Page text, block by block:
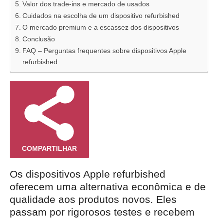
Valor dos trade-ins e mercado de usados
Cuidados na escolha de um dispositivo refurbished
O mercado premium e a escassez dos dispositivos
Conclusão
FAQ – Perguntas frequentes sobre dispositivos Apple
refurbished
COMPARTILHAR
Os dispositivos Apple refurbished
oferecem uma alternativa econômica e de
qualidade aos produtos novos. Eles
passam por rigorosos testes e recebem